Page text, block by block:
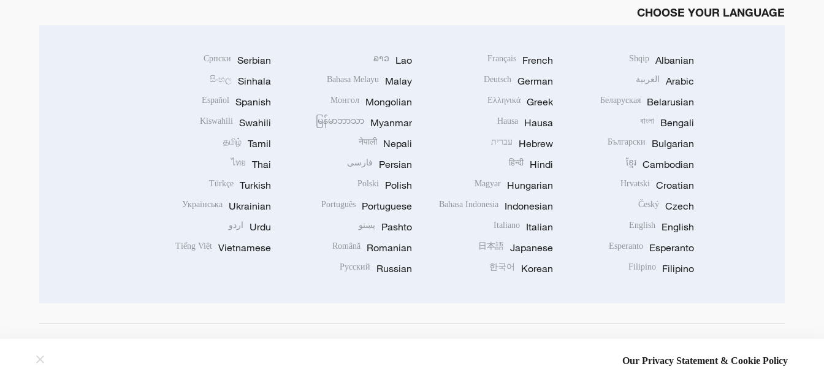
CHOOSE YOUR LANGUAGE
Albanian
Shqip
Arabic العربية
Belarusian
Беларуская
Bengali
বাংলা
Bulgarian
Български
Cambodian
ខ្មែរ
Croatian
Hrvatski
Czech
Český
English
English
Esperanto
Esperanto
Filipino
Filipino
French
Français
German
Deutsch
Greek
Ελληνικά
Hausa
Hausa
Hebrew עברית
Hindi
हिन्दी
Hungarian
Magyar
Indonesian
Bahasa Indonesia
Italian
Italiano
Japanese
日本語
Korean
한국어
Lao
ລາວ
Malay
Bahasa Melayu
Mongolian
Монгол
Myanmar
မြန်မာဘာသာ
Nepali
नेपाली
Persian فارسی
Polish
Polski
Portuguese
Português
Pashto پښتو
Romanian
Română
Russian
Русский
Serbian
Српски
Sinhala
සිංහල
Spanish
Español
Swahili
Kiswahili
Tamil
தமிழ்
Thai
ไทย
Turkish
Türkçe
Ukrainian
Українська
Urdu اردو
Vietnamese
Tiếng Việt
Our Privacy Statement & Cookie Policy